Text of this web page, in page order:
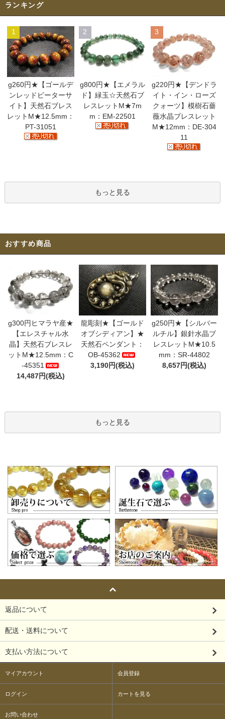
ランキング
1
g260円★【ゴールデ
ンレッドピーターサ
イト】天然石ブレス
レットM★12.5mm：
PT-31051
2
g800円★【エメラル
ド】緑玉☆天然石ブ
レスレットM★7m
m：EM-22501
3
g220円★【デンドラ
イト・イン・ローズ
クォーツ】模樹石薔
薇水晶ブレスレット
M★12mm：DE-304
11
もっと見る
おすすめ商品
g300円ヒマラヤ産★
【エレスチャル水
晶】天然石ブレスレ
ットM★12.5mm：C
-45351
14,487円(税込)
龍彫刻★【ゴールド
オブシディアン】★
天然石ペンダント：
OB-45362
3,190円(税込)
g250円★【シルバー
ルチル】銀針水晶ブ
レスレットM★10.5
mm：SR-44802
8,657円(税込)
もっと見る
返品について
配送・送料について
支払い方法について
マイアカウント 会員登録
ログイン カートを見る
お問い合わせ